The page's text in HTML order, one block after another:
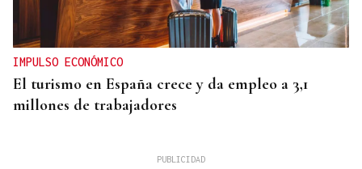
IMPULSO ECONÓMICO
El turismo en España crece y da empleo a 3,1
millones de trabajadores